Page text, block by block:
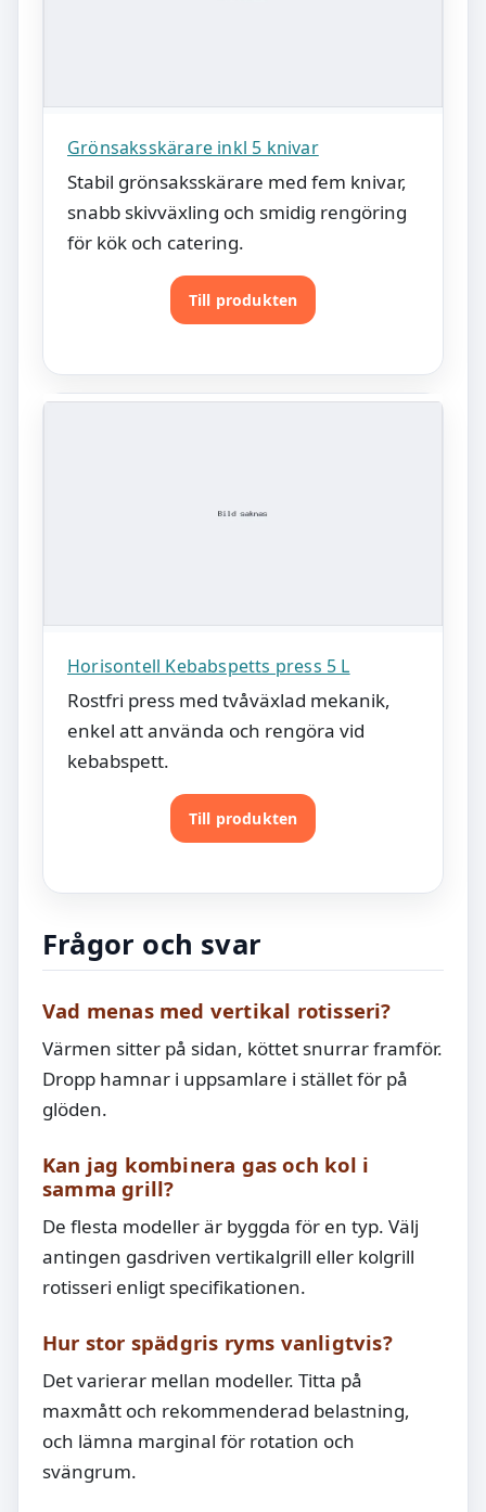
Grönsaksskärare inkl 5 knivar
Stabil grönsaksskärare med fem knivar,
snabb skivväxling och smidig rengöring
för kök och catering.
Till produkten
Horisontell Kebabspetts press 5 L
Rostfri press med tvåväxlad mekanik,
enkel att använda och rengöra vid
kebabspett.
Till produkten
Frågor och svar
Vad menas med vertikal rotisseri?
Värmen sitter på sidan, köttet snurrar framför.
Dropp hamnar i uppsamlare i stället för på
glöden.
Kan jag kombinera gas och kol i
samma grill?
De flesta modeller är byggda för en typ. Välj
antingen gasdriven vertikalgrill eller kolgrill
rotisseri enligt specifikationen.
Hur stor spädgris ryms vanligtvis?
Det varierar mellan modeller. Titta på
maxmått och rekommenderad belastning,
och lämna marginal för rotation och
svängrum.